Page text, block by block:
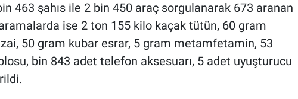
463 şahıs ile 2 bin 450 araç sorgulanarak 673 aranan
aramalarda ise 2 ton 155 kilo kaçak tütün, 60 gram
50 gram kubar esrar, 5 gram metamfetamin, 53
bin 843 adet telefon aksesuarı, 5 adet uyuşturucu